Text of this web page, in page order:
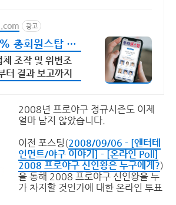
광고
총회원스탑 신
후기
조작 및 위변조
터 결과 보고까지
2008년 프로야구 정규시즌도 이제
얼마 남지 않았습니다.
이전 포스팅(2008/09/06 - [엔터테
인먼트/야구 이야기] - [온라인 Poll]
2008 프로야구 신인왕은 누구에게?)
을 통해 2008 프로야구 신인왕을 누
가 차지할 것인가에 대한 온라인 투표